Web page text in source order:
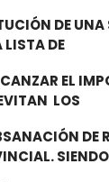
DE UNA
DE
EL
LOS
DE
SIENDO